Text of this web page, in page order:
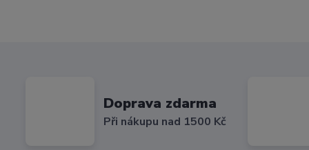
Doprava zdarma
Při nákupu nad 1500 Kč